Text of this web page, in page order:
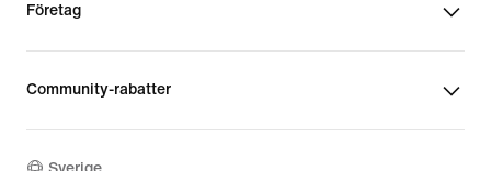
Företag
Community-rabatter